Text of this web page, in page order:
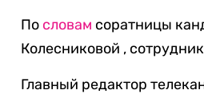
По словам соратницы
Колесниковой ,
Главный редактор